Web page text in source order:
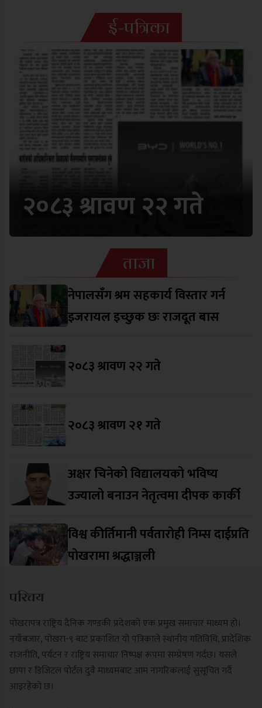
ई-पत्रिका
२०८३ श्रावण २२ गते
ताजा
नेपालसँग श्रम सहकार्य विस्तार गर्न
इजरायल इच्छुक छः राजदूत बास
२०८३ श्रावण २२ गते
२०८३ श्रावण २१ गते
अक्षर चिनेको विद्यालयको भविष्य
उज्यालो बनाउन नेतृत्वमा दीपक कार्की
विश्व कीर्तिमानी पर्वतारोही निम्स दाईप्रति
पोखरामा श्रद्धाञ्जली
परिचय
पोखरापत्र राष्ट्रिय दैनिक गण्डकी प्रदेशको एक प्रमुख समाचार माध्यम हो।
नयाँबजार, पोखरा-९ बाट प्रकाशित यो पत्रिकाले स्थानीय गतिविधि, प्रादेशिक
राजनीति, पर्यटन र राष्ट्रिय समाचार निष्पक्ष रूपमा सम्प्रेषण गर्दछ। यसले
छापा र डिजिटल पोर्टल दुवै माध्यमबाट आम नागरिकलाई सुसूचित गर्दै
आइरहेको छ।